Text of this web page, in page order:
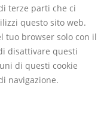
terze parti che ci
questo sito web.
tuo browser solo con il
disattivare questi
di questi cookie
navigazione.